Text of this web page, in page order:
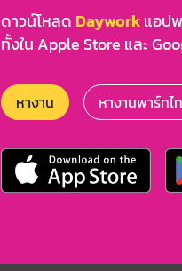
ดาวน์โหลด Dayworkแอป
ทั้งใน Apple Store และ
หางาน หางานพาร์ทไ